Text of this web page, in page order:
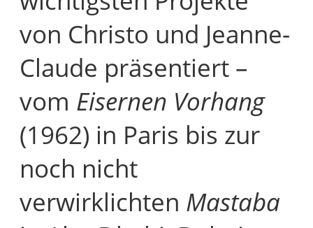
von Christo und Jeanne-
Claude präsentiert –
vom Eisernen Vorhang
(1962) in Paris bis zur
noch nicht
verwirklichten Mastaba